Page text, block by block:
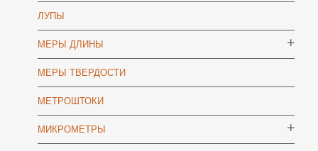
ЛУПЫ
МЕРЫ ДЛИНЫ
МЕРЫ ТВЕРДОСТИ
МЕТРОШТОКИ
МИКРОМЕТРЫ